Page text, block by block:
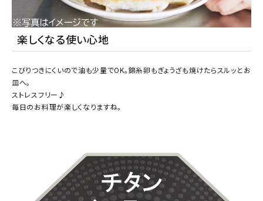
楽しくなる使い心地
こびりつきにくいので油も少量でOK。錦糸卵もぎょうざも焼けたらスルッとお
皿へ。
ストレスフリー♪
毎日のお料理が楽しくなりますね。